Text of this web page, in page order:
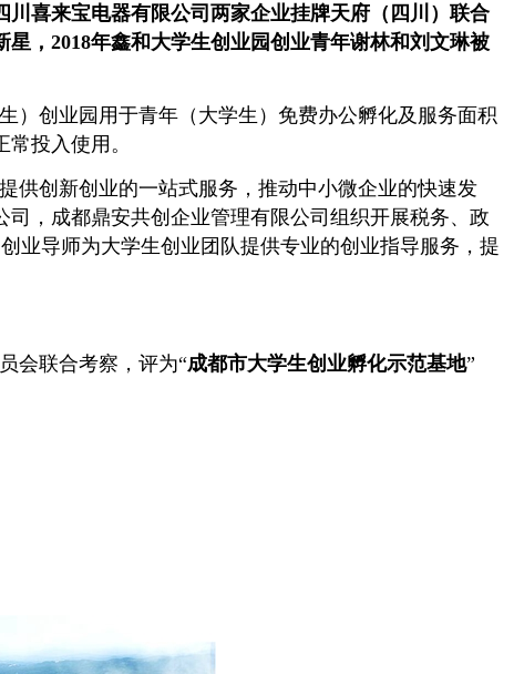
川喜来宝电器有限公司两家企业挂牌天府（四川）联合
， 2018年鑫和大学生创业园创业青年谢林和刘文琳被
）创业园用于青年（大学生）免费办公孵化及服务面积
投入使用。
供创新创业的一站式服务，推动中小微企业的快速发
司，成都鼎安共创企业管理有限公司组织开展税务、政
业导师为大学生创业团队提供专业的创业指导服务，提
会联合考察，评为“成都市大学生创业孵化示范基地”